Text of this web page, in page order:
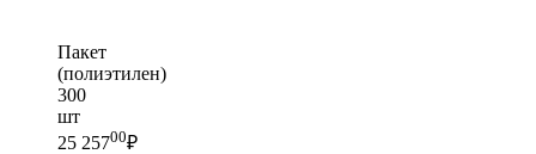
Пакет
(полиэтилен)
300
шт
25 25700₽